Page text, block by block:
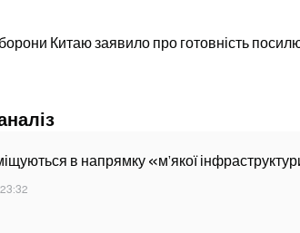
Китаю заявило про готовність
в напрямку «м’якої